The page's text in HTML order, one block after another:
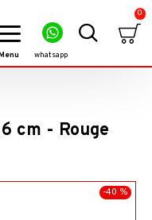
0
cm - Rouge
-40 %